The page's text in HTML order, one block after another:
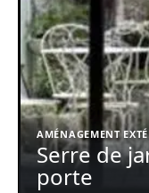
AMÉNAGEMENT
Serre de
porte